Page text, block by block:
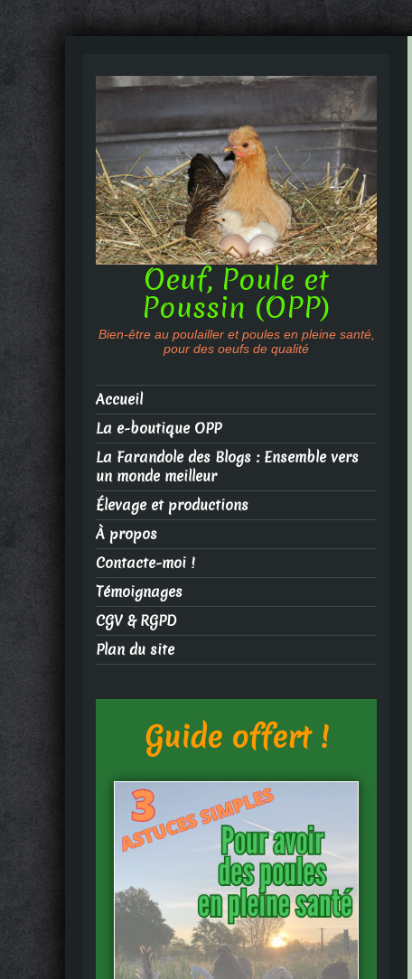
Oeuf, Poule et
Poussin (OPP)
Bien-être au poulailler et poules en pleine santé,
pour des oeufs de qualité
Accueil
La e-boutique OPP
La Farandole des Blogs : Ensemble vers
un monde meilleur
Élevage et productions
À propos
Contacte-moi !
Témoignages
CGV & RGPD
Plan du site
Guide offert !